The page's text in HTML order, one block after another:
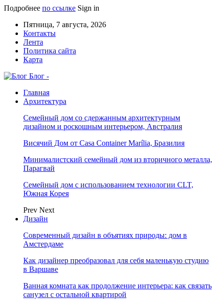
Подробнее по ссылке Sign in
Пятница, 7 августа, 2026
Контакты
Лента
Политика сайта
Карта
Блог -
Главная
Архитектура
Семейный дом со сдержанным архитектурным
дизайном и роскошным интерьером, Австралия
Висячий Дом от Casa Container Marília, Бразилия
Минималистский семейный дом из вторичного металла,
Парагвай
Семейный дом с использованием технологии CLT,
Южная Корея
Prev Next
Дизайн
Современный дизайн в объятиях природы: дом в
Амстердаме
Как дизайнер преобразовал для себя маленькую студию
в Варшаве
Ванная комната как продолжение интерьера: как связать
санузел с остальной квартирой